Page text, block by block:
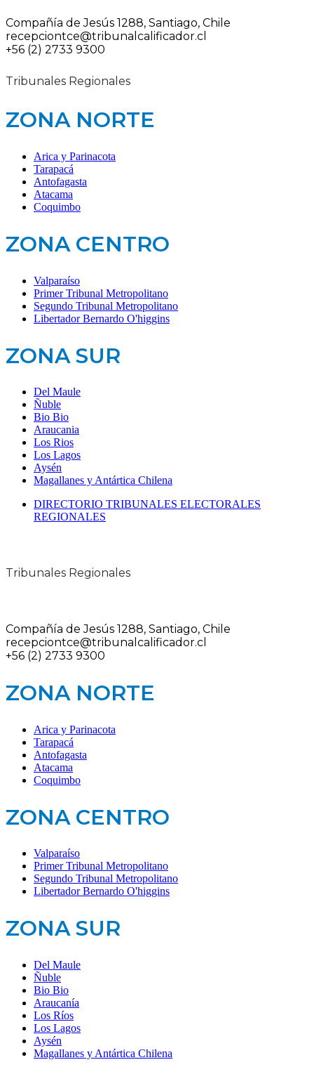
Compañía de Jesús 1288, Santiago, Chile
recepciontce@tribunalcalificador.cl
+56 (2) 2733 9300
Tribunales Regionales
ZONA NORTE
Arica y Parinacota
Tarapacá
Antofagasta
Atacama
Coquimbo
ZONA CENTRO
Valparaíso
Primer Tribunal Metropolitano
Segundo Tribunal Metropolitano
Libertador Bernardo O'higgins
ZONA SUR
Del Maule
Ñuble
Bio Bio
Araucania
Los Rios
Los Lagos
Aysén
Magallanes y Antártica Chilena
DIRECTORIO TRIBUNALES ELECTORALES
REGIONALES
Tribunales Regionales
Compañía de Jesús 1288, Santiago, Chile
recepciontce@tribunalcalificador.cl
+56 (2) 2733 9300
ZONA NORTE
Arica y Parinacota
Tarapacá
Antofagasta
Atacama
Coquimbo
ZONA CENTRO
Valparaíso
Primer Tribunal Metropolitano
Segundo Tribunal Metropolitano
Libertador Bernardo O'higgins
ZONA SUR
Del Maule
Ñuble
Bio Bio
Araucanía
Los Ríos
Los Lagos
Aysén
Magallanes y Antártica Chilena